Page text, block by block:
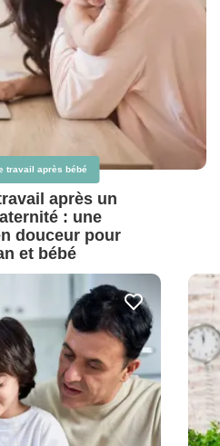
travail après bébé
après un
: une
douceur pour
et bébé